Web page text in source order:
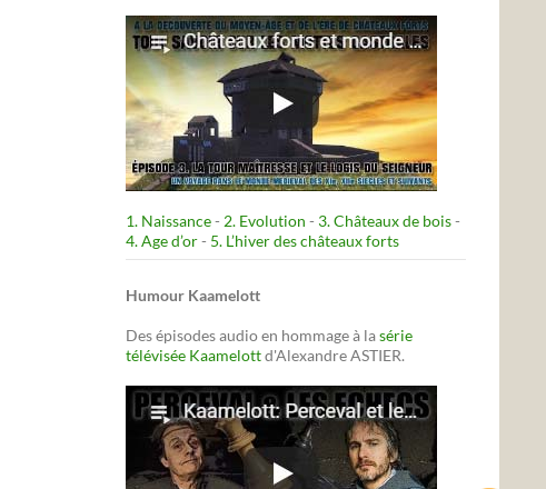
1. Naissance- 2. Evolution - 3. Châteaux de bois-
4. Age d’or- 5. L’hiver des châteaux forts
Humour Kaamelott
Des épisodes audio en hommage à lasérie
télévisée Kaamelottd'Alexandre ASTIER.